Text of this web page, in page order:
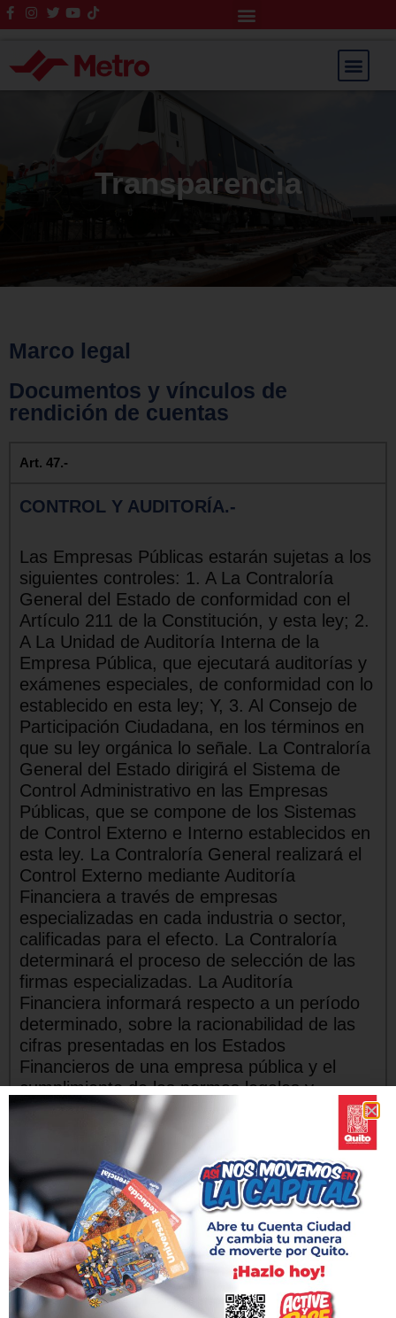
Saltar
al
contenido
Transparencia
Marco legal
Documentos y vínculos de
rendición de cuentas
Art. 47.-
CONTROL Y AUDITORÍA.-
Las Empresas Públicas estarán sujetas a los
siguientes controles: 1. A La Contraloría
General del Estado de conformidad con el
Artículo 211 de la Constitución, y esta ley; 2.
A La Unidad de Auditoría Interna de la
Empresa Pública, que ejecutará auditorías y
exámenes especiales, de conformidad con lo
establecido en esta ley; Y, 3. Al Consejo de
Participación Ciudadana, en los términos en
que su ley orgánica lo señale. La Contraloría
General del Estado dirigirá el Sistema de
Control Administrativo en las Empresas
Públicas, que se compone de los Sistemas
de Control Externo e Interno establecidos en
esta ley. La Contraloría General realizará el
Control Externo mediante Auditoría
Financiera a través de empresas
especializadas en cada industria o sector,
calificadas para el efecto. La Contraloría
determinará el proceso de selección de las
firmas especializadas. La Auditoría
Financiera informará respecto a un período
determinado, sobre la racionabilidad de las
cifras presentadas en los Estados
Financieros de una empresa pública y el
cumplimiento de las normas legales y
reglamentos aplicables; concluirá con la
elaboración de un Informe Profesional de
Auditoría, en el que se incluirán las opiniones
correspondientes. La Empresa Pública
contará con una Unidad de Auditoría Interna
con conformidad con La Ley Orgánica de la
Contraloría General del Estado, encargada
de realizar el control previo y concurrente. La
Auditoría Externa o Interna, no podrá
modificar las resoluciones adoptadas por los